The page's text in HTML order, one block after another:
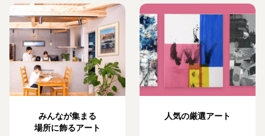
みんなが集まる
場所に飾るアート
人気の厳選アート